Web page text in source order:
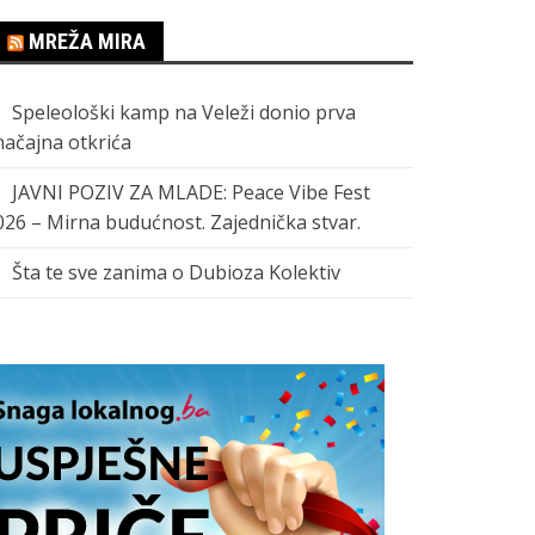
MREŽA MIRA
Speleološki kamp na Veleži donio prva
otkrića
JAVNI POZIV ZA MLADE: Peace Vibe Fest
– Mirna budućnost. Zajednička stvar.
Šta te sve zanima o Dubioza Kolektiv